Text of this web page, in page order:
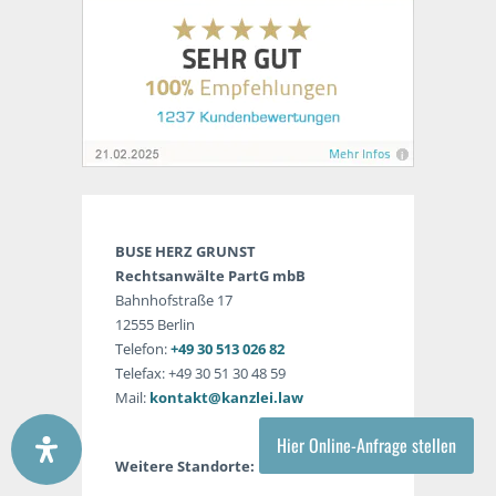
Hier Online-Anfrage stellen
BUSE HERZ GRUNST
Rechtsanwälte PartG mbB
Bahnhofstraße 17
12555 Berlin
Telefon:+49 30 513 026 82
Telefax: +49 30 51 30 48 59
Mail: kontakt@kanzlei.law
Weitere Standorte: